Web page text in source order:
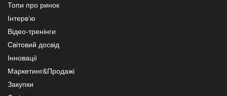
Топи про ринок
Інтерв’ю
Відео-тренінги
Світовий досвід
Інновації
Маркетинг&Продажі
Закупки